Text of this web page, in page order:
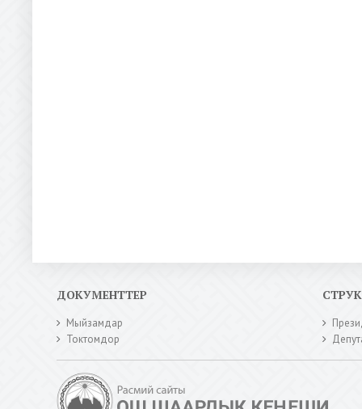
ДОКУМЕНТТЕР
Мыйзамдар
Токтомдор